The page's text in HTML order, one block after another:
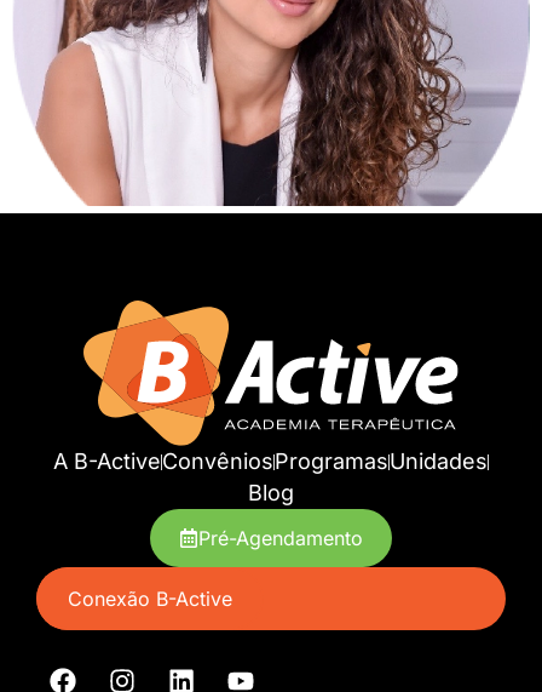
A B-ActiveConvêniosProgramasUnidades
Blog
Pré-Agendamento
Conexão B-Active